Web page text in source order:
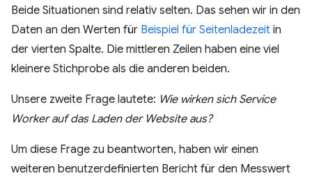
Beide Situationen sind relativ selten. Das sehen wir in den
Daten an den Werten für Beispiel für Seitenladezeit in
der vierten Spalte. Die mittleren Zeilen haben eine viel
kleinere Stichprobe als die anderen beiden.
Unsere zweite Frage lautete: Wie wirken sich Service
Worker auf das Laden der Website aus?
Um diese Frage zu beantworten, haben wir einen
weiteren benutzerdefinierten Bericht für den Messwert